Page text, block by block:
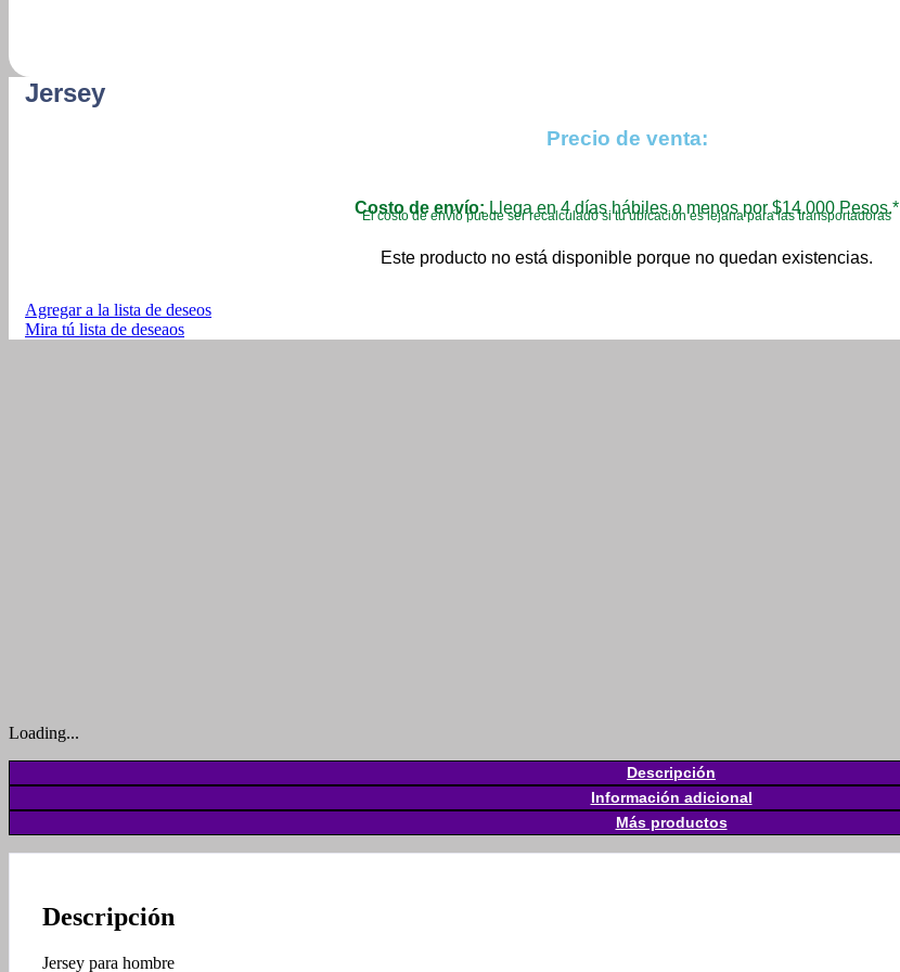
Jersey
Precio de venta:
Costo de envío: Llega en 4 días hábiles o menos por $14.000 Pesos.*
El costo de envío puede ser recalculado si tu ubicación es lejana para las transportadoras
Este producto no está disponible porque no quedan existencias.
Agregar a la lista de deseos
Mira tú lista de deseaos
Loading...
Descripción
Información adicional
Más productos
Descripción
Jersey para hombre